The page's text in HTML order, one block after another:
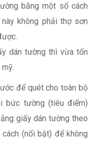
bằng một số cách
không phải thợ sơn
dán tường thì vừa tốn
để quét cho toàn bộ
bức tường (tiêu điểm)
giấy dán tường theo
(nổi bật) để không